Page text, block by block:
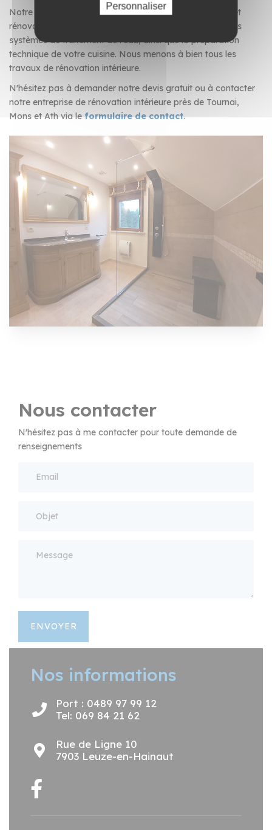
Notre équipe d'experts réalise vos travaux de création et
rénovation de salle de bain, l'installation complète de vos
systèmes de traitement de l'eau, ainsi que la préparation
technique de votre cuisine. Nous menons à bien tous les
travaux de rénovation intérieure.
N'hésitez pas à demander notre devis gratuit ou à contacter
notre entreprise de rénovation intérieure près de Tournai,
Mons et Ath via leformulaire de contact.
Nous contacter
N'hésitez pas à me contacter pour toute demande de
renseignements
ENVOYER
Nos informations
Port : 0489 97 99 12
Tel: 069 84 21 62
Rue de Ligne 10
7903 Leuze-en-Hainaut
Personnaliser